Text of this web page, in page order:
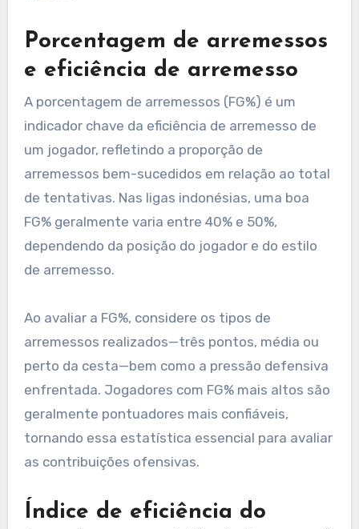
Porcentagem de arremessos
e eficiência de arremesso
A porcentagem de arremessos (FG%) é um
indicador chave da eficiência de arremesso de
um jogador, refletindo a proporção de
arremessos bem-sucedidos em relação ao total
de tentativas. Nas ligas indonésias, uma boa
FG% geralmente varia entre 40% e 50%,
dependendo da posição do jogador e do estilo
de arremesso.
Ao avaliar a FG%, considere os tipos de
arremessos realizados—três pontos, média ou
perto da cesta—bem como a pressão defensiva
enfrentada. Jogadores com FG% mais altos são
geralmente pontuadores mais confiáveis,
tornando essa estatística essencial para avaliar
as contribuições ofensivas.
Índice de eficiência do